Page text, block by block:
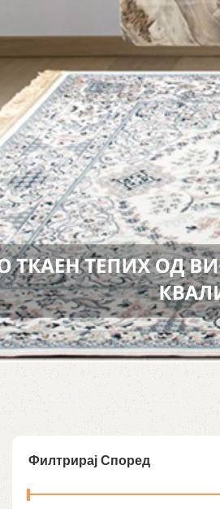
Филтрирај Според